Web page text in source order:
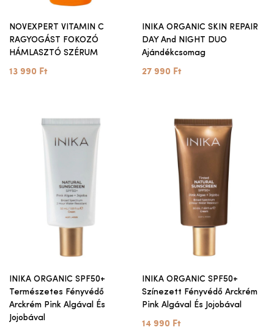
NOVEXPERT VITAMIN C
RAGYOGÁST FOKOZÓ
HÁMLASZTÓ SZÉRUM
13 990 Ft
INIKA ORGANIC SKIN REPAIR
DAY And NIGHT DUO
Ajándékcsomag
27 990 Ft
INIKA ORGANIC SPF50+
Természetes Fényvédő
Arckrém Pink Algával És
Jojobával
INIKA ORGANIC SPF50+
Színezett Fényvédő Arckrém
Pink Algával És Jojobával
14 990 Ft